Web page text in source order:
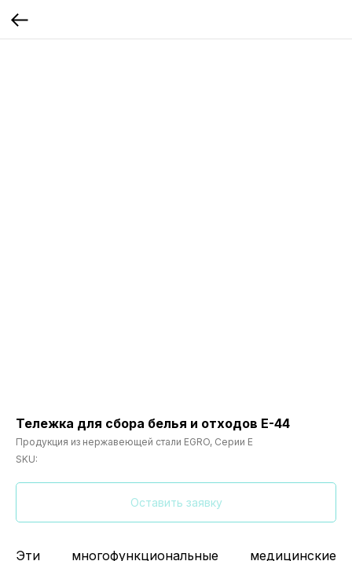
Тележка для сбора белья и отходов Е-44
Продукция из нержавеющей стали EGRO, Серии Е
SKU:
Оставить заявку
Эти многофункциональные медицинские